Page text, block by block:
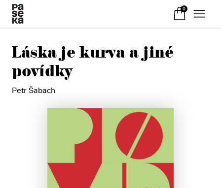
0
Láska je kurva a jiné
povídky
Petr Šabach